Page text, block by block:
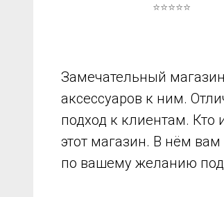
⭐⭐⭐⭐⭐
Замечательный
аксессуаров к ним.
подход к клиентам. Кто
этот магазин. В нём
по вашему желанию